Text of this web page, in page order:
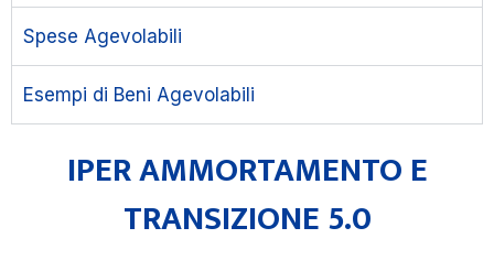
Spese Agevolabili
Esempi di Beni Agevolabili
IPER AMMORTAMENTO E
TRANSIZIONE 5.0